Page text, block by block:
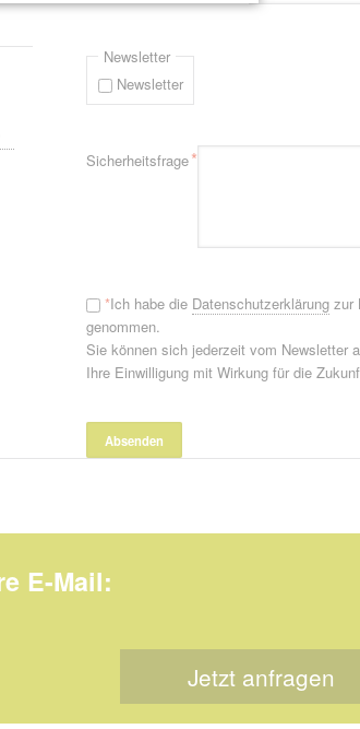
Newsletter
Newsletter
Pflichtfeld
Sicherheitsfrage*
*Ich habe die Datenschutzerklärungzur
genommen.
Sie können sich jederzeit vom Newsletter
Ihre Einwilligung mit Wirkung für die
E-Mail:
Jetzt anfragen